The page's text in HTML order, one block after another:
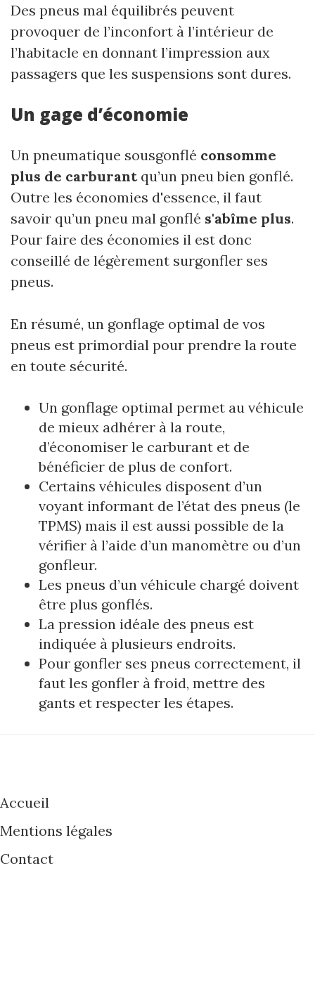
Des pneus mal équilibrés peuvent
provoquer de l’inconfort à l’intérieur de
l’habitacle en donnant l’impression aux
passagers que les suspensions sont dures.
Un gage d’économie
Un pneumatique sousgonflé consomme
plus de carburantqu’un pneu bien gonflé.
Outre les économies d'essence, il faut
savoir qu’un pneu mal gonflé s'abîme plus.
Pour faire des économies il est donc
conseillé de légèrement surgonfler ses
pneus.
En résumé, un gonflage optimal de vos
pneus est primordial pour prendre la route
en toute sécurité.
Un gonflage optimal permet au véhicule
de mieux adhérer à la route,
d’économiser le carburant et de
bénéficier de plus de confort.
Certains véhicules disposent d’un
voyant informant de l’état des pneus (le
TPMS) mais il est aussi possible de la
vérifier à l’aide d’un manomètre ou d’un
gonfleur.
Les pneus d’un véhicule chargé doivent
être plus gonflés.
La pression idéale des pneus est
indiquée à plusieurs endroits.
Pour gonfler ses pneus correctement, il
faut les gonfler à froid, mettre des
gants et respecter les étapes.
Accueil
Mentions légales
Contact